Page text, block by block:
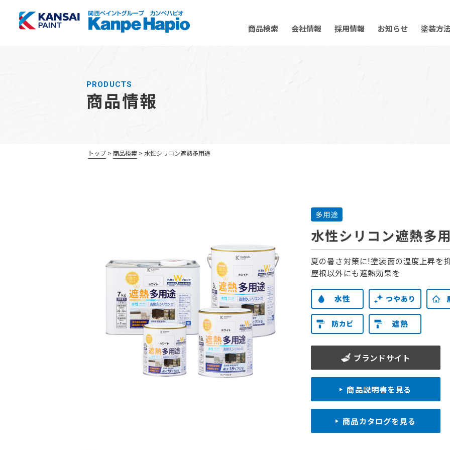
商品検索
会社情報 採用情報 お知らせ 塗装方法
PRODUCTS
商品情報
トップ 商品検索 水性シリコン遮熱多用途
多用途
水性シリコン遮熱多
夏の暑さ対策に!塗装面の温度上昇を
屋根以外にも遮熱効果を
ブランドサイト
商品説明書を見る
商品カタログを見る